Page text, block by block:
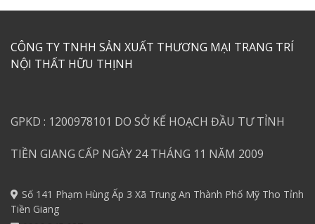
CÔNG TY TNHH SẢN XUẤT THƯƠNG MẠI TRANG TRÍ
NỘI THẤT HỮU THỊNH
GPKD : 1200978101 DO SỞ KẾ HOẠCH ĐẦU TƯ TỈNH
TIỀN GIANG CẤP NGÀY 24 THÁNG 11 NĂM 2009
Số 141 Phạm Hùng Ấp 3 Xã Trung An Thành Phố Mỹ Tho Tỉnh
Tiền Giang